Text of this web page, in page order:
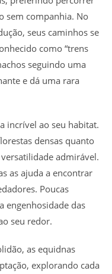
sem companhia. No
seus caminhos se
como “trens
seguindo uma
e dá uma rara
incrível ao seu habitat.
densas quanto
admirável.
as ajuda a encontrar
Poucas
engenhosidade das
seu redor.
as equidnas
explorando cada